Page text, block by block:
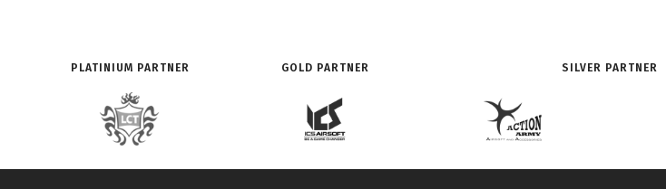
PLATINIUM PARTNER GOLD PARTNER SILVER PARTNER